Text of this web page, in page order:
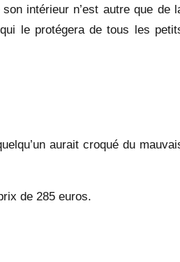
intérieur n’est autre que de
le protégera de tous les
aurait croqué du
de 285 euros.